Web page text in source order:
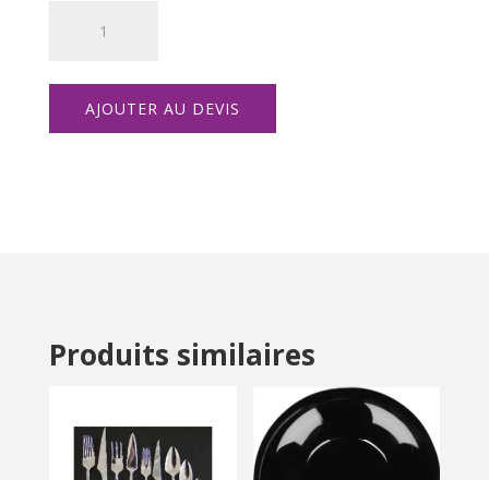
Iseo
AJOUTER AU DEVIS
Produits similaires